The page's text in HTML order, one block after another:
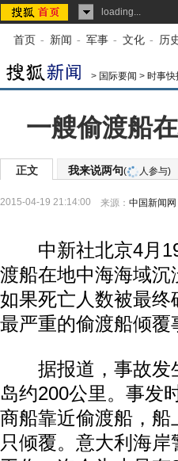
loading...
首页 - 新闻 - 军事 - 文化 - 历
> 国际要闻 > 时事快
一艘偷渡船
正文 我来说两句( 人参与)
2015-04-19 21:14:00 来源： 中国新闻网
中新社北京4月19
渡船在地中海海域
如果死亡人数被最
最严重的偷渡船倾覆
据报道，事故发
岛约200公里。事发
商船靠近偷渡船，
只倾覆。意大利海